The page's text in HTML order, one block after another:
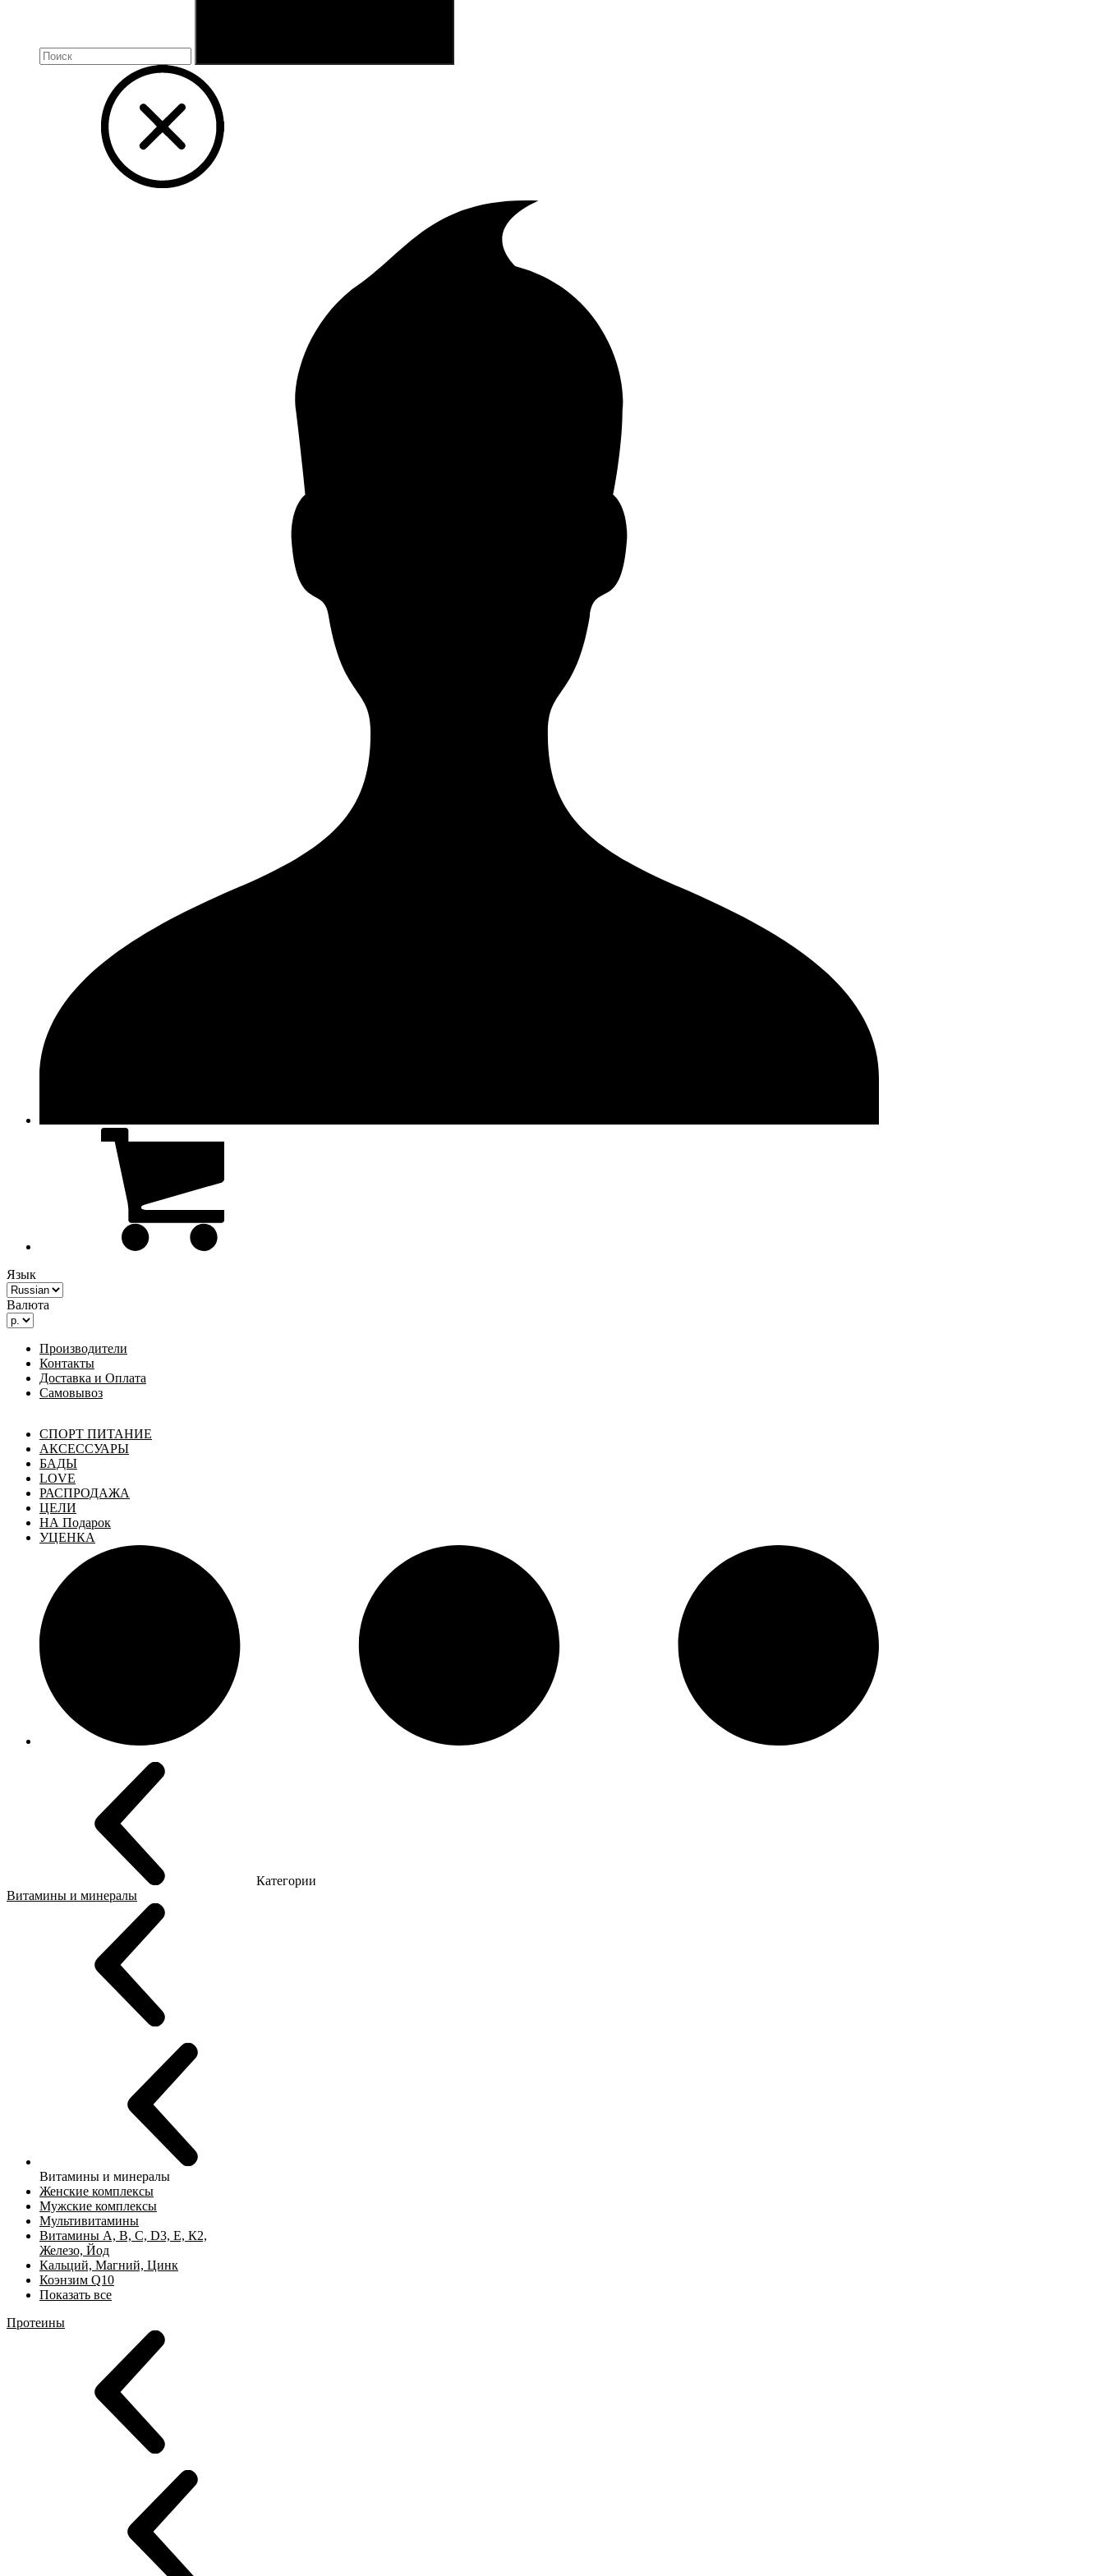
Язык
Валюта
Производители
Контакты
Доставка и Оплата
Самовывоз
СПОРТ ПИТАНИЕ
АКСЕССУАРЫ
БАДЫ
LOVE
РАСПРОДАЖА
ЦЕЛИ
НА Подарок
УЦЕНКА
Категории
Витамины и минералы
Витамины и минералы
Женские комплексы
Мужские комплексы
Мультивитамины
Витамины А, B, C, D3, Е, К2,
Железо, Йод
Кальций, Магний, Цинк
Коэнзим Q10
Показать все
Протеины